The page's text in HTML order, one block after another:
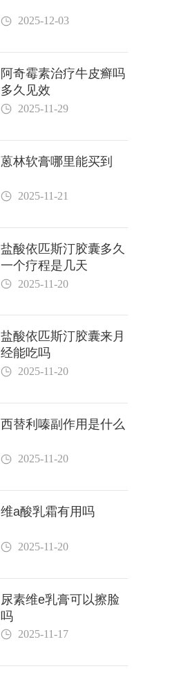
2025-12-03
阿奇霉素治疗牛皮癣吗
多久见效
2025-11-29
蒽林软膏哪里能买到
2025-11-21
盐酸依匹斯汀胶囊多久
一个疗程是几天
2025-11-20
盐酸依匹斯汀胶囊来月
经能吃吗
2025-11-20
西替利嗪副作用是什么
2025-11-20
维a酸乳霜有用吗
2025-11-20
尿素维e乳膏可以擦脸
吗
2025-11-17